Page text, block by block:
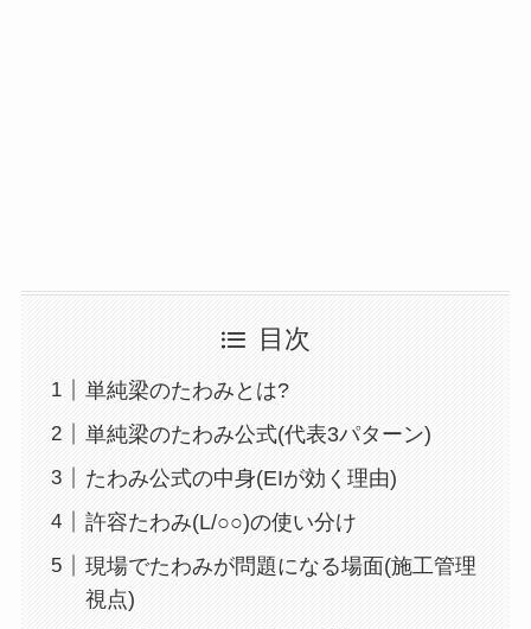
目次
単純梁のたわみとは?
単純梁のたわみ公式(代表3パターン)
たわみ公式の中身(EIが効く理由)
許容たわみ(L/○○)の使い分け
現場でたわみが問題になる場面(施工管理
視点)